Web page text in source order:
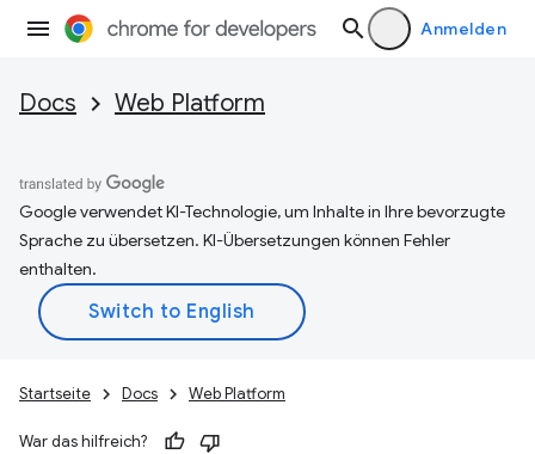
Anmelden
Docs Web Platform
Google verwendet KI-Technologie, um Inhalte in Ihre bevorzugte
Sprache zu übersetzen. KI-Übersetzungen können Fehler
enthalten.
Startseite Docs Web Platform
War das hilfreich?